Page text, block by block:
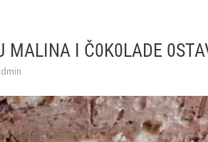
MALINA I Č0K0LADE